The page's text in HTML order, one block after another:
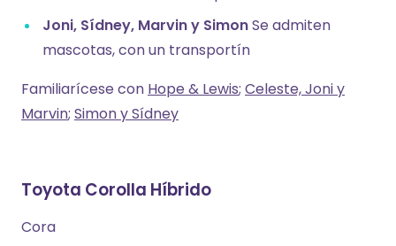
Joni, Sídney, Marvin y SimonSe admiten
mascotas, con un transportín
Familiarícese con Hope & Lewis; Celeste, Joni y
Marvin; Simon y Sídney
Toyota Corolla Híbrido
Cora